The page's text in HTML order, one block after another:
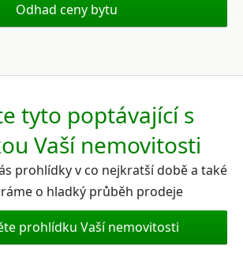
Odhad ceny bytu
tyto poptávající s
Vaší nemovitosti
prohlídky v co nejkratší době a také
o hladký průběh prodeje
prohlídku Vaší nemovitosti